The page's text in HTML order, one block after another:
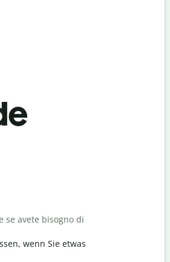
se avete bisogno di
wenn Sie etwas